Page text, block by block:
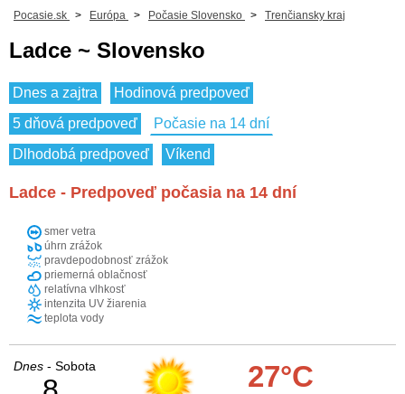
Pocasie.sk > Európa > Počasie Slovensko > Trenčiansky kraj
Ladce ~ Slovensko
Dnes a zajtra
Hodinová predpoveď
5 dňová predpoveď
Počasie na 14 dní
Dlhodobá predpoveď
Víkend
Ladce - Predpoveď počasia na 14 dní
smer vetra
úhrn zrážok
pravdepodobnosť zrážok
priemerná oblačnosť
relatívna vlhkosť
intenzita UV žiarenia
teplota vody
Dnes- Sobota 27°C